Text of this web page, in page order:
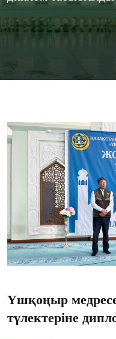
Үшқоңыр
түлектеріне